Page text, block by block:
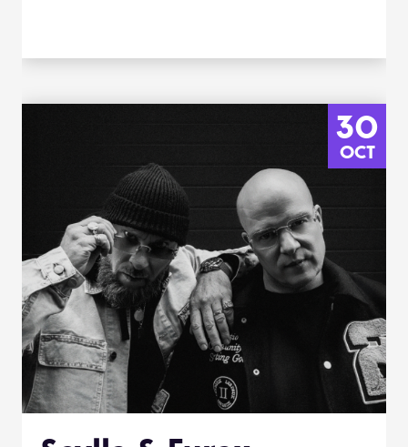
30
OCT